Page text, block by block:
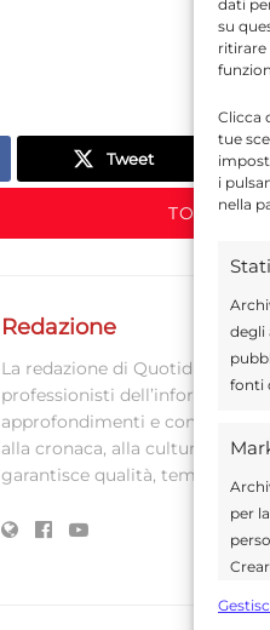
dati
su
ritirare
Clicca
tue
i
nella
degli
fonti
per
Tweet
TORNA IN
Redazione
La redazione di
professionisti
approfondimenti e contenuti
alla cronaca, alla cultura e allo
garantisce qualità, tempestività